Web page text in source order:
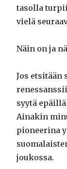
tasolla
vielä
Näin on ja
Jos
syytä
Ainakin
pioneerina
joukossa.